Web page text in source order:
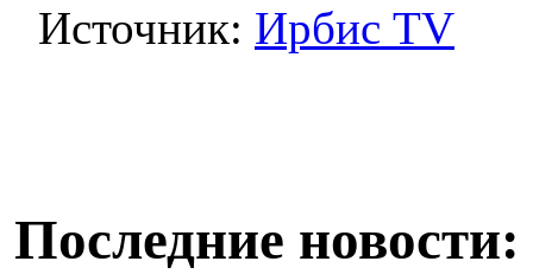
Источник: Ирбис TV
Последние новости: